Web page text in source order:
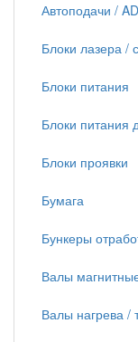
Автоподачи /
Блоки лазера /
Блоки питания
Блоки питания
Блоки проявки
Бумага
Бункеры
Валы
Валы нагрева /